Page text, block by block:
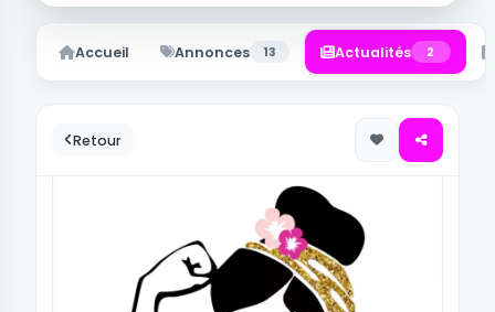
Accueil Annonces 13 Actualités 2
Retour